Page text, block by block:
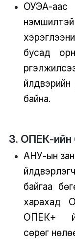
ОУЭА-
бусад
байна.
3. ОПЕК-ийн
АНУ-ын
байгаа
харахад
ОПЕК+
сөрөг нөлөө